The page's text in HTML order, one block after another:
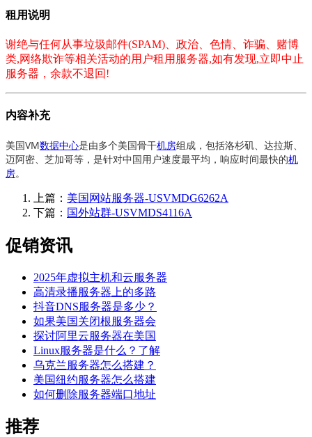
租用说明
谢绝与任何从事垃圾邮件(SPAM)、政治、色情、诈骗、赌博
类,网络欺诈等相关活动的用户租用服务器,如有发现,立即中止
服务器，余款不退回!
内容补充
美国VM数据中心是由多个美国骨干机房组成，包括洛杉矶、达拉斯、
迈阿密、芝加哥等，是针对中国用户速度最平均，响应时间最快的机
房。
上篇： 美国网站服务器-USVMDG6262A
下篇： 国外站群-USVMDS4116A
促销资讯
2025年虚拟主机和云服务器
高清录播服务器上的多路
抖音DNS服务器是多少？
如果美国关闭根服务器会
探讨阿里云服务器在美国
Linux服务器是什么？了解
乌克兰服务器怎么搭建？
美国纽约服务器怎么搭建
如何删除服务器端口地址
推荐